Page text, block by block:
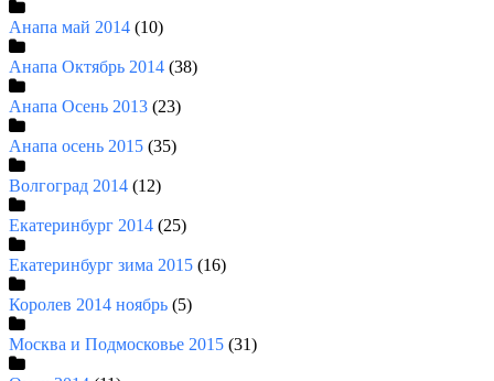
Анапа май 2014 (10)
Анапа Октябрь 2014 (38)
Анапа Осень 2013 (23)
Анапа осень 2015 (35)
Волгоград 2014 (12)
Екатеринбург 2014 (25)
Екатеринбург зима 2015 (16)
Королев 2014 ноябрь (5)
Москва и Подмосковье 2015 (31)